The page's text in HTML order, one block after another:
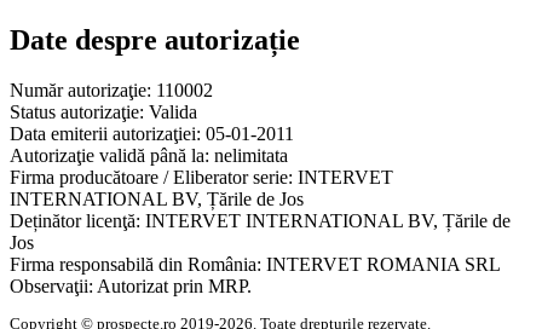
Date despre autorizație
Număr autorizaţie: 110002
Status autorizaţie: Valida
Data emiterii autorizaţiei: 05-01-2011
Autorizaţie validă până la: nelimitata
Firma producătoare / Eliberator serie: INTERVET
INTERNATIONAL BV, Țările de Jos
Deținător licenţă: INTERVET INTERNATIONAL BV, Țările de
Jos
Firma responsabilă din România: INTERVET ROMANIA SRL
Observaţii: Autorizat prin MRP.
Copyright © prospecte.ro 2019-2026. Toate drepturile rezervate.